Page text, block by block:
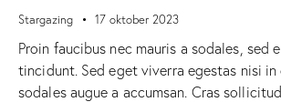
Stargazing 17 oktober 2023
Proin faucibus nec mauris a sodales, sed
tincidunt. Sed eget viverra egestas nisi in
sodales augue a accumsan. Cras